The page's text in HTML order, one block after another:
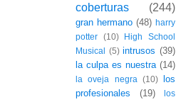
coberturas
(244)
gran hermano (48) harry
potter
(10)
High School
Musical (5) intrusos (39)
la culpa es nuestra (14)
la oveja negra (10)
los
profesionales
(19)
los